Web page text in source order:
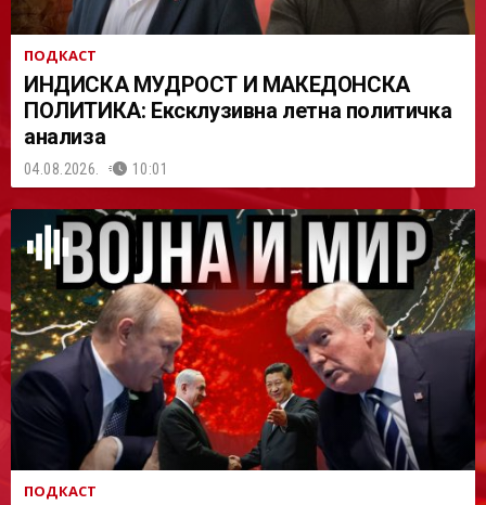
ПОДКАСТ
ИНДИСКА МУДРОСТ И МАКЕДОНСКА
ПОЛИТИКА: Ексклузивна летна политичка
анализа
04.08.2026. 10:01
ПОДКАСТ